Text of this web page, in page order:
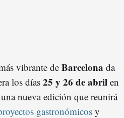
vibrante de Barcelona da
los días 25 y 26 de abril en
nueva edición que reunirá
gastronómicos y